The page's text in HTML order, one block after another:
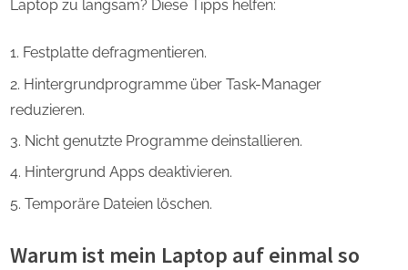
Laptop zu langsam? Diese Tipps helfen:
Festplatte defragmentieren.
Hintergrundprogramme über Task-Manager
reduzieren.
Nicht genutzte Programme deinstallieren.
Hintergrund Apps deaktivieren.
Temporäre Dateien löschen.
Warum ist mein Laptop auf einmal so